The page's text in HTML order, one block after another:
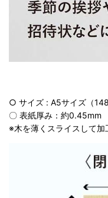
○ サイズ : A5サイズ（
〇 表紙厚み：約0.45mm
※木を薄くスライスして加